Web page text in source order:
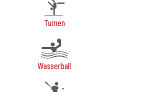
Turnen
Wasserball